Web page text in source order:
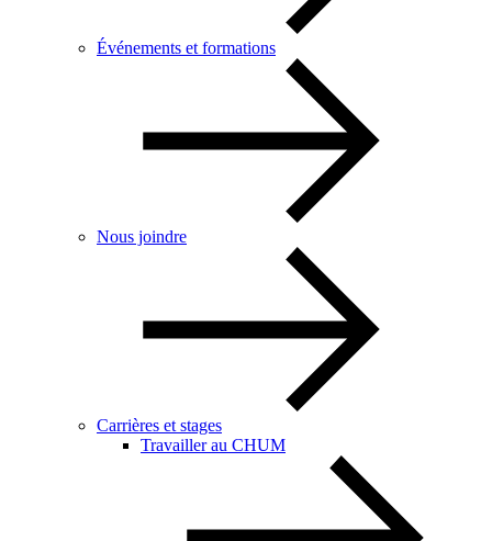
Événements et formations
Nous joindre
Carrières et stages
Travailler au CHUM